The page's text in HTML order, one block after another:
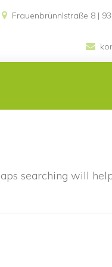
Frauenbrünnlstraße 8 |
searching will